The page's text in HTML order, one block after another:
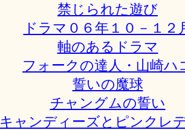
禁じられた遊び
ドラマ０６年１０－１２
軸のあるドラマ
フォークの達人・山崎ハ
誓いの魔球
チャングムの誓い
キャンディーズとピンクレ